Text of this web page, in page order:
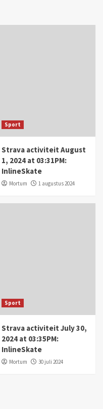
Sport
Strava activiteit August
1, 2024 at 03:31PM:
InlineSkate
Mortum 1 augustus 2024
Sport
Strava activiteit July 30,
2024 at 03:35PM:
InlineSkate
Mortum 30 juli 2024